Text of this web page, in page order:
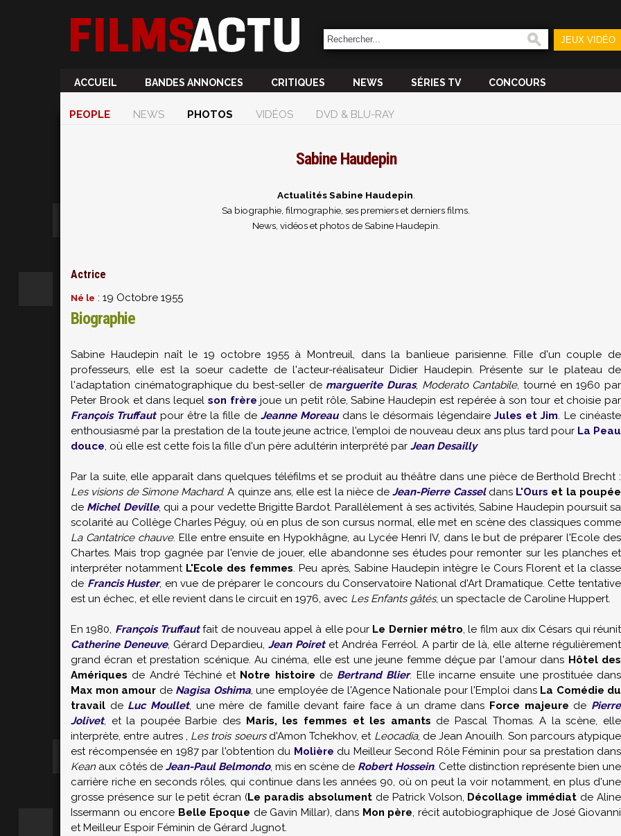
JEUX VIDÉO
ACCUEIL BANDES ANNONCES CRITIQUES NEWS SÉRIES TV CONCOURS
PEOPLE NEWS PHOTOS VIDÉOS DVD & BLU-RAY
Sabine Haudepin
Actualités Sabine Haudepin
Sa biographie, filmographie, ses premiers et derniers films.
News, vidéos et photos de Sabine Haudepin.
Actrice
Né le : 19 Octobre 1955
Biographie
Sabine Haudepin naît le 19 octobre 1955 à Montreuil, dans la banlieue parisienne. Fille d'un couple de
professeurs, elle est la soeur cadette de l'acteur-réalisateur Didier Haudepin. Présente sur le plateau de
l'adaptation cinématographique du best-seller de marguerite Duras, Moderato Cantabile, tourné en 1960 par
Peter Brook et dans lequel son frère joue un petit rôle, Sabine Haudepin est repérée à son tour et choisie par
François Truffautpour être la fille deJeanne Moreaudans le désormais légendaire Jules et Jim. Le cinéaste
enthousiasmé par la prestation de la toute jeune actrice, l'emploi de nouveau deux ans plus tard pour La Peau
douce, où elle est cette fois la fille d'un père adultérin interprété par Jean Desailly
Par la suite, elle apparaît dans quelques téléfilms et se produit au théâtre dans une pièce de Berthold Brecht :
Les visions de Simone Machard. A quinze ans, elle est la nièce deJean-Pierre Casseldans L'Ours et la poupée
de Michel Deville, qui a pour vedette Brigitte Bardot. Parallèlement à ses activités, Sabine Haudepin poursuit sa
scolarité au Collège Charles Péguy, où en plus de son cursus normal, elle met en scène des classiques comme
La Cantatrice chauve. Elle entre ensuite en Hypokhâgne, au Lycée Henri IV, dans le but de préparer l'Ecole des
Chartes. Mais trop gagnée par l'envie de jouer, elle abandonne ses études pour remonter sur les planches et
interpréter notamment L'Ecole des femmes. Peu après, Sabine Haudepin intègre le Cours Florent et la classe
de Francis Huster, en vue de préparer le concours du Conservatoire National d'Art Dramatique. Cette tentative
est un échec, et elle revient dans le circuit en 1976, avec Les Enfants gâtés, un spectacle de Caroline Huppert.
En 1980, François Truffautfait de nouveau appel à elle pour Le Dernier métro, le film aux dix Césars qui réunit
Catherine Deneuve, Gérard Depardieu,Jean Poiretet Andréa Ferréol. A partir de là, elle alterne régulièrement
grand écran et prestation scénique. Au cinéma, elle est une jeune femme déçue par l'amour dans Hôtel des
Amériques de André Téchiné et Notre histoire de Bertrand Blier. Elle incarne ensuite une prostituée dans
Max mon amour de Nagisa Oshima, une employée de l'Agence Nationale pour l'Emploi dans La Comédie du
travail de Luc Moullet, une mère de famille devant faire face à un drame dans Force majeure de Pierre
Jolivet, et la poupée Barbie des Maris, les femmes et les amants de Pascal Thomas. A la scène, elle
interprète, entre autres , Les trois soeursd'Amon Tchekhov, et Leocadia, de Jean Anouilh. Son parcours atypique
est récompensée en 1987 par l'obtention du Molière du Meilleur Second Rôle Féminin pour sa prestation dans
Kean aux côtés de Jean-Paul Belmondo, mis en scène de Robert Hossein. Cette distinction représente bien une
carrière riche en seconds rôles, qui continue dans les années 90, où on peut la voir notamment, en plus d'une
grosse présence sur le petit écran (Le paradis absolumentde Patrick Volson, Décollage immédiat de Aline
Issermann ou encore Belle Epoque de Gavin Millar), dans Mon père, récit autobiographique de José Giovanni
et Meilleur Espoir Féminin de Gérard Jugnot.